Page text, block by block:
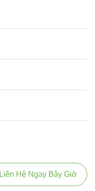
Liên Hệ Ngay Bây Giờ